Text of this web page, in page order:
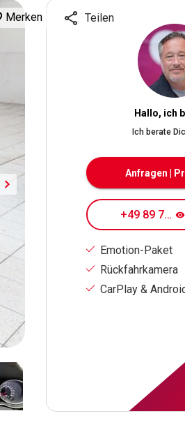
Merken Teilen
Hallo, ich
Ich berate
Anfragen |
+49 89 7080 84 178
Emotion-Paket
Rückfahrkamera
CarPlay &